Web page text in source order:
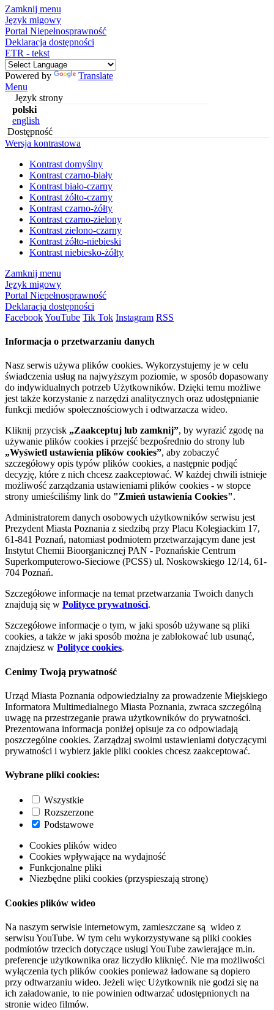
Zamknij menu
Język migowy
Portal Niepełnosprawność
Deklaracja dostępności
ETR - tekst
Powered by
Translate
Menu
Język strony
polski
english
Dostępność
Wersja kontrastowa
Kontrast domyślny
Kontrast czarno-biały
Kontrast biało-czarny
Kontrast żółto-czarny
Kontrast czarno-żółty
Kontrast czarno-zielony
Kontrast zielono-czarny
Kontrast żółto-niebieski
Kontrast niebiesko-żółty
Zamknij menu
Język migowy
Portal Niepełnosprawność
Deklaracja dostępności
FacebookYouTube Tik Tok Instagram RSS
Informacja o przetwarzaniu danych
Nasz serwis używa plików cookies. Wykorzystujemy je w celu
świadczenia usług na najwyższym poziomie, w sposób dopasowany
do indywidualnych potrzeb Użytkowników. Dzięki temu możliwe
jest także korzystanie z narzędzi analitycznych oraz udostępnianie
funkcji mediów społecznościowych i odtwarzacza wideo.
Kliknij przycisk „Zaakceptuj lub zamknij”, by wyrazić zgodę na
używanie plików cookies i przejść bezpośrednio do strony lub
„Wyświetl ustawienia plików cookies”, aby zobaczyć
szczegółowy opis typów plików cookies, a następnie podjąć
decyzję, które z nich chcesz zaakceptować. W każdej chwili istnieje
możliwość zarządzania ustawieniami plików cookies - w stopce
strony umieściliśmy link do "Zmień ustawienia Cookies".
Administratorem danych osobowych użytkowników serwisu jest
Prezydent Miasta Poznania z siedzibą przy Placu Kolegiackim 17,
61-841 Poznań, natomiast podmiotem przetwarzającym dane jest
Instytut Chemii Bioorganicznej PAN - Poznańskie Centrum
Superkomputerowo-Sieciowe (PCSS) ul. Noskowskiego 12/14, 61-
704 Poznań.
Szczegółowe informacje na temat przetwarzania Twoich danych
znajdują się w Polityce prywatności.
Szczegółowe informacje o tym, w jaki sposób używane są pliki
cookies, a także w jaki sposób można je zablokować lub usunąć,
znajdziesz w Polityce cookies.
Cenimy Twoją prywatność
Urząd Miasta Poznania odpowiedzialny za prowadzenie Miejskiego
Informatora Multimedialnego Miasta Poznania, zwraca szczególną
uwagę na przestrzeganie prawa użytkowników do prywatności.
Prezentowana informacja poniżej opisuje za co odpowiadają
poszczególne cookies. Zarządzaj swoimi ustawieniami dotyczącymi
prywatności i wybierz jakie pliki cookies chcesz zaakceptować.
Wybrane pliki cookies:
Wszystkie
Rozszerzone
Podstawowe
Cookies plików wideo
Cookies wpływające na wydajność
Funkcjonalne pliki
Niezbędne pliki cookies (przyspieszają stronę)
Cookies plików wideo
Na naszym serwisie internetowym, zamieszczane są wideo z
serwisu YouTube. W tym celu wykorzystywane są pliki cookies
podmiotów trzecich dotyczące usługi YouTube zawierające m.in.
preferencje użytkownika oraz liczydło kliknięć. Nie ma możliwości
wyłączenia tych plików cookies ponieważ ładowane są dopiero
przy odtwarzaniu wideo. Jeżeli więc Użytkownik nie godzi się na
ich załadowanie, to nie powinien odtwarzać udostępnionych na
stronie wideo filmów.